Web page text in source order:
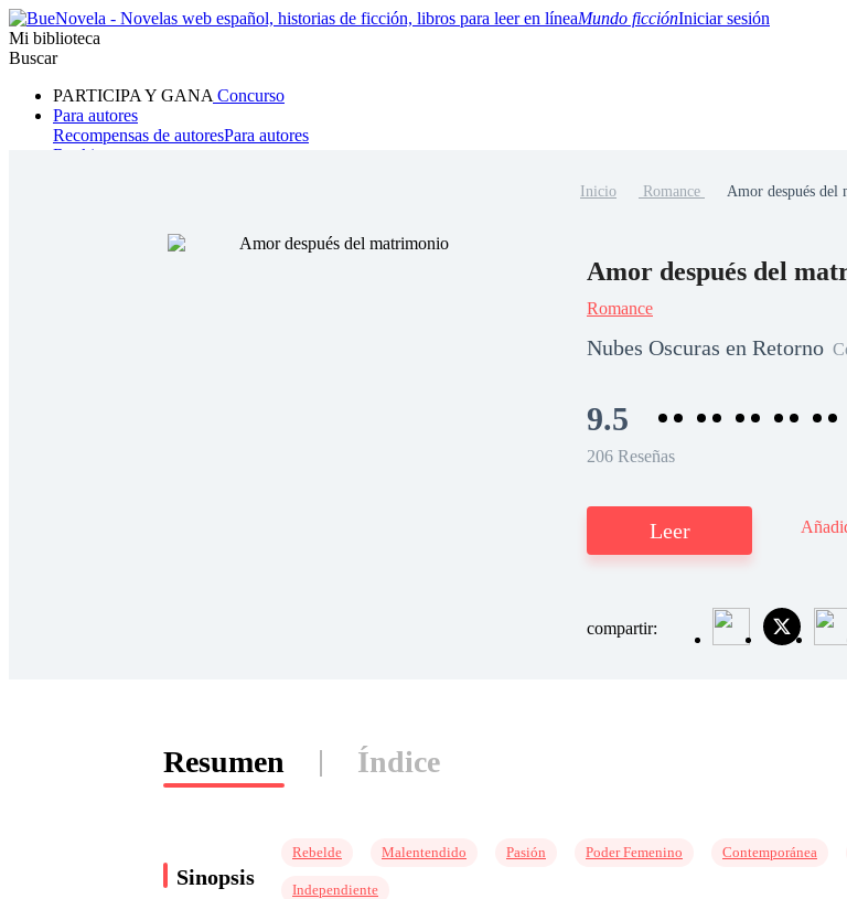
Mundo ficciónIniciar sesión
Mi biblioteca
Buscar
PARTICIPA Y GANA Concurso
Para autores
Recompensas de autoresPara autores
Ranking
Hombre lobo Mafia Sistema Fantasía Urbano
Inicio Romance Amor después del
Amor después del
Romance
Nubes Oscuras en Retorno
9.5
206 Reseñas
Leer
compartir:
Resumen Índice
Sinopsis
Rebelde Malentendido Pasión Poder Femenino Contemporánea
Independiente